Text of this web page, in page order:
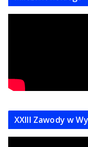
XXIII Zawody w